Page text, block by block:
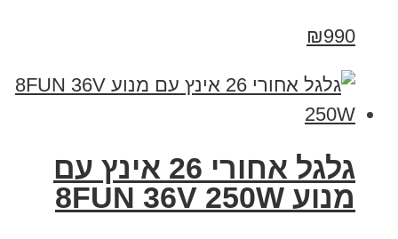
₪990
גלגל אחורי 26 אינץ עם
מנוע 8FUN 36V 250W